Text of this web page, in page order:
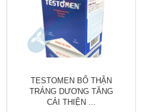
cân
Thuốc
tăng
cân
Não,
Thần
kinh
TESTOMEN BỔ THẬN
TRÁNG DƯƠNG TĂNG
CẢI THIỆN ...